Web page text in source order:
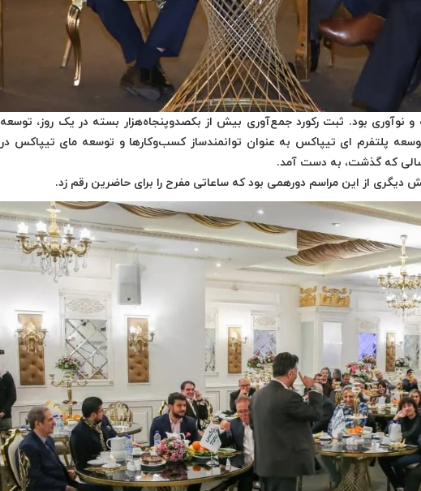
و نوآوری بود. ثبت رکورد جمع‌آوری بیش از بکصدوپنجاه‌هزار بسته در یک روز، توسعه
پلتفرم ای تیپاکس به عنوان توانمندساز کسب‌وکارها و توسعه مای تیپاکس در
سالی که گذشت، به دست آمد.
دیگری از این مراسم دورهمی بود که ساعاتی مفرح را برای حاضرین رقم زد.